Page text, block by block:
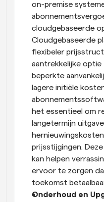
on-premise
cloudgebaseerde
Cloudgebaseerde
flexibeler
aantrekkelijke
beperkte
lagere initiële
het essentieel om
langetermijn
prijsstijgingen.
kan helpen
ervoor te zorgen
toekomst
Onderhoud en